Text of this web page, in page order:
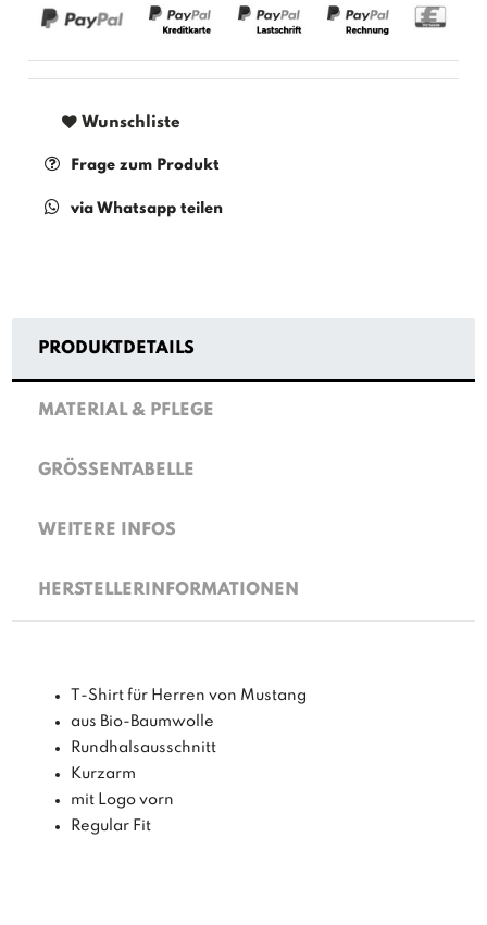
Wunschliste
Frage zum Produkt
via Whatsapp teilen
PRODUKTDETAILS
MATERIAL & PFLEGE
GRÖSSENTABELLE
WEITERE INFOS
HERSTELLERINFORMATIONEN
T-Shirt für Herren von Mustang
aus Bio-Baumwolle
Rundhalsausschnitt
Kurzarm
mit Logo vorn
Regular Fit